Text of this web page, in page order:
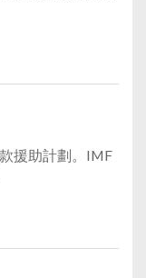
援助計劃。IMF